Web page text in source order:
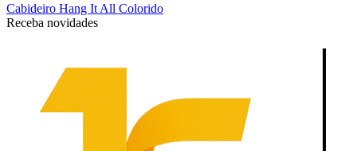
Cabideiro Hang It All Colorido
Receba novidades